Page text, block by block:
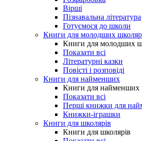
Вірші
Пізнавальна література
Готуємося до школи
Книги для молодших
Книги для молодших
Показати всі
Літературні казки
Повісті і розповіді
Книги для найменших
Книги для найменших
Показати всі
Перші книжки для
Книжки-іграшки
Книги для школярів
Книги для школярів